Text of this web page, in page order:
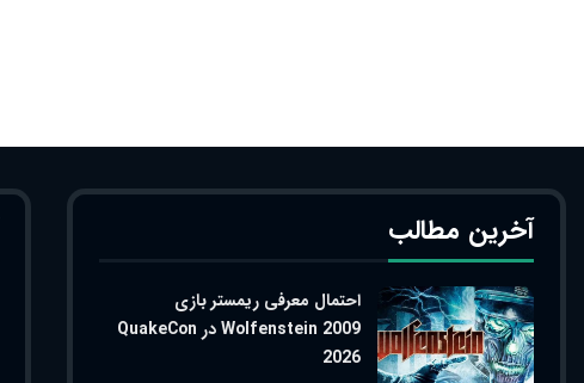
آخرین مطالب
احتمال معرفی ریمستر بازی
Wolfenstein 2009 در QuakeCon
2026